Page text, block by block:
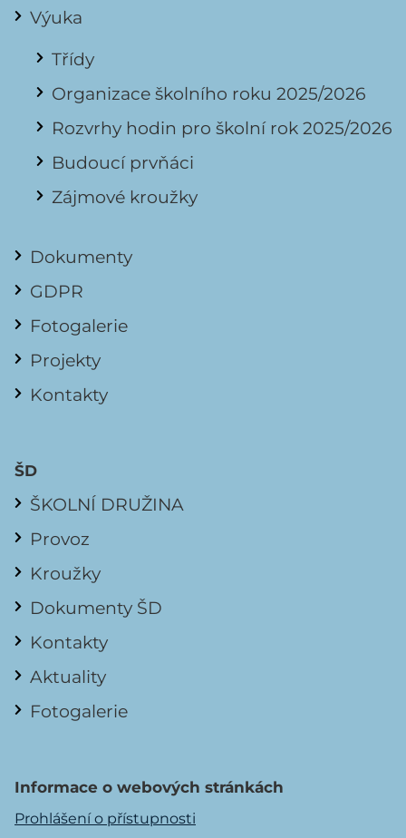
Výuka
Třídy
Organizace školního roku 2025/2026
Rozvrhy hodin pro školní rok 2025/2026
Budoucí prvňáci
Zájmové kroužky
Dokumenty
GDPR
Fotogalerie
Projekty
Kontakty
ŠD
ŠKOLNÍ DRUŽINA
Provoz
Kroužky
Dokumenty ŠD
Kontakty
Aktuality
Fotogalerie
Informace o webových stránkách
Prohlášení o přístupnosti